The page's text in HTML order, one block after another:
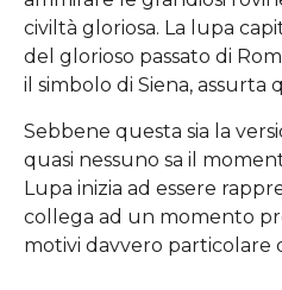
civiltà gloriosa. La lupa
del glorioso passato di
il simbolo di Siena, assurta
Sebbene questa sia la
quasi nessuno sa il
Lupa inizia ad essere
collega ad un momento
motivi davvero particolare